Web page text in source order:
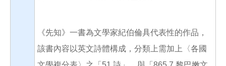
《先知》一書為文學家紀伯倫具代表性的作品，
該書內容以英文詩體構成，分類上需加上〈各國